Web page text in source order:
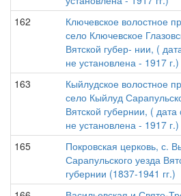
162
Ключевское волостное
село Ключевское
Вятской губер- нии, (
не установлена - 1917 г.)
163
Кыйлудское волостное
село Кыйлуд
Вятской губернии, ( дата
не установлена - 1917 г.)
165
Покровская церковь, с.
Сарапульского уезда
губернии (1837-1941 гг.)